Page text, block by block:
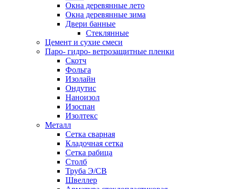
Окна деревянные лето
Окна деревянные зима
Двери банные
Стеклянные
Цемент и сухие смеси
Паро- гидро- ветрозащитные пленки
Скотч
Фольга
Изолайн
Ондутис
Наноизол
Изоспан
Изолтекс
Металл
Сетка сварная
Кладочная сетка
Сетка рабица
Столб
Труба Э/СВ
Швеллер